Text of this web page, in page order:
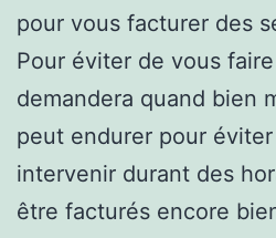
pour vous facturer des
Pour éviter de vous
demandera quand bien
peut endurer pour
intervenir durant des
être facturés encore